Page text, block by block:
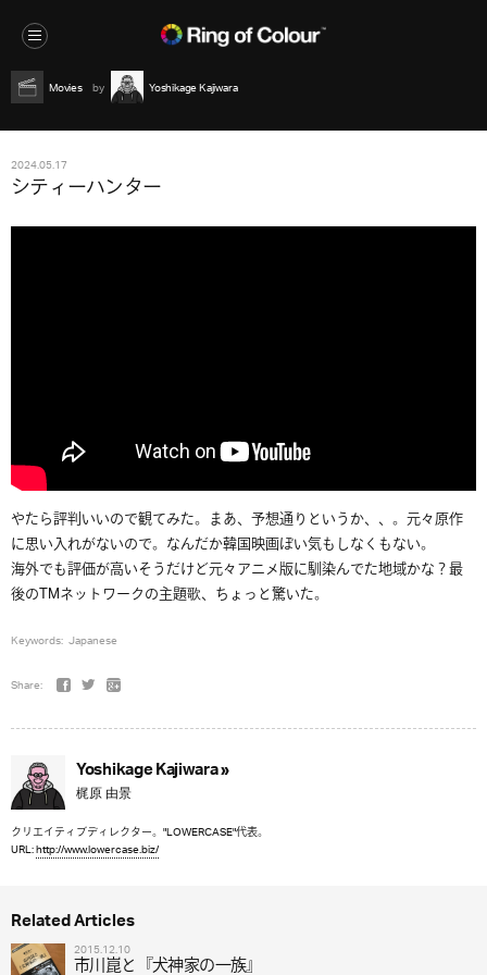
Movies Yoshikage Kajiwara
2024.05.17
シティーハンター
やたら評判いいので観てみた。まあ、予想通りというか、、。元々原作
に思い入れがないので。なんだか韓国映画ぽい気もしなくもない。
海外でも評価が高いそうだけど元々アニメ版に馴染んでた地域かな？最
後のTMネットワークの主題歌、ちょっと驚いた。
Keywords: Japanese
Share:
Yoshikage Kajiwara »
梶原 由景
クリエイティブディレクター。"LOWERCASE"代表。
URL:http://www.lowercase.biz/
Related Articles
2015.12.10
市川崑と『犬神家の一族』